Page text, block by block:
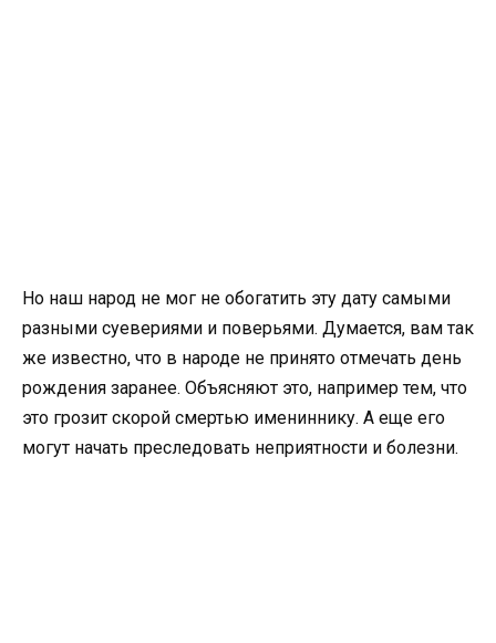
Но наш народ не мог не обогатить эту дату самыми
разными суевериями и поверьями. Думается, вам так
же известно, что в народе не принято отмечать день
рождения заранее. Объясняют это, например тем, что
это грозит скорой смертью имениннику. А еще его
могут начать преследовать неприятности и болезни.